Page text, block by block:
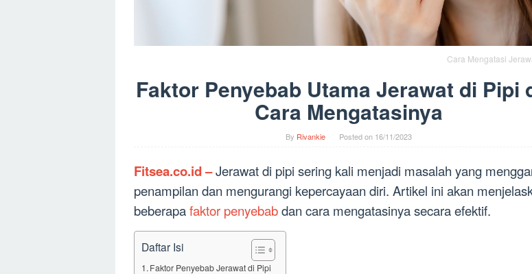
Cara Mengatasi
Faktor Penyebab Utama Jerawat di Pipi
Cara Mengatasinya
By Rivankie Posted on 16/11/2023
Fitsea.co.id –Jerawat di pipi sering kali menjadi masalah yang
penampilan dan mengurangi kepercayaan diri. Artikel ini akan
beberapafaktor penyebabdan cara mengatasinya secara efektif.
Daftar Isi
Faktor Penyebab Jerawat di Pipi